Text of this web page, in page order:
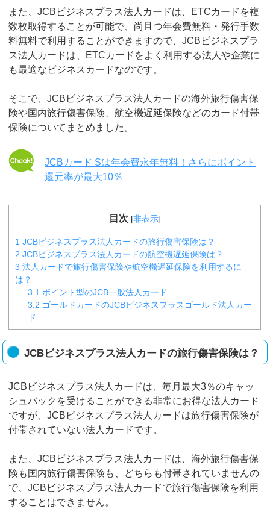
また、JCBビジネスプラス法人カードは、ETCカードを複
数枚取得することが可能で、尚且つ年会費無料・発行手数
料無料で利用することができますので、JCBビジネスプラ
ス法人カードは、ETCカードをよく利用する法人や企業に
も最適なビジネスカードなのです。
そこで、JCBビジネスプラス法人カードの海外旅行傷害保
険や国内旅行傷害保険、航空機遅延保険などのカード付帯
保険についてまとめました。
JCBカード Sは年会費永年無料！さらにポイント
還元率が最大10％
目次 [非表示]
1 JCBビジネスプラス法人カードの旅行傷害保険は？
2 JCBビジネスプラス法人カードの航空機遅延保険は？
3 法人カードで旅行傷害保険や航空機遅延保険を利用するに
は？
3.1 ポイント型のJCB一般法人カード
3.2 ゴールドカードのJCBビジネスプラスゴールド法人カー
ド
JCBビジネスプラス法人カードの旅行傷害保険は？
JCBビジネスプラス法人カードは、毎月最大3％のキャッ
シュバックを受けることができる非常にお得な法人カード
ですが、JCBビジネスプラス法人カードは旅行傷害保険が
付帯されていない法人カードです。
また、JCBビジネスプラス法人カードは、海外旅行傷害保
険も国内旅行傷害保険も、どちらも付帯されていませんの
で、JCBビジネスプラス法人カードで旅行傷害保険を利用
することはできません。